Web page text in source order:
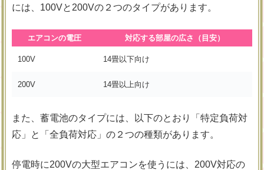
には、100Vと200Vの２つのタイプがあります。
エアコンの電圧 対応する部屋の広さ（目安）
100V 14畳以下向け
200V 14畳以上向け
また、蓄電池のタイプには、以下のとおり「特定負荷対
応」と「全負荷対応」の２つの種類があります。
停電時に200Vの大型エアコンを使うには、200V対応の